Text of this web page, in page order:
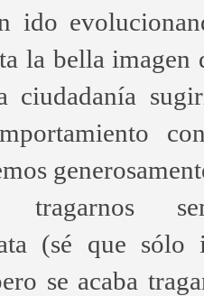
ido
la bella imagen
ciudadanía
(sé que
se acaba